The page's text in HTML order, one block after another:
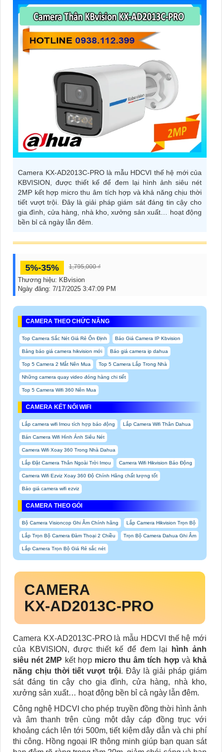
Camera KX‑AD2013C‑PRO là mẫu HDCVI thế hệ mới của
KBVISION, được thiết kế để đem lại hình ảnh siêu nét
2MP kết hợp micro thu âm tích hợp và khả năng chịu thời
tiết vượt trội. Đây là giải pháp giám sát đáng tin cậy cho
gia đình, cửa hàng, nhà kho, xưởng sản xuất… hoạt động
bền bỉ cả ngày lẫn đêm.
5%-35% 1,795,000 ₫
Thương hiệu: KBvision
Ngày đăng: 7/17/2025 3:47:09 PM
CAMERA THEO CHỨC NĂNG
Top Camera Sắc Nét Giá Rẻ Ổn Định Báo Giá Camera IP Kbvision
Bảng báo giá camera hikvision mới Báo giá camera ip dahua
Top 5 Camera 2 Mắt Nên Mua Top 5 Camera Lắp Trong Nhà
Những camera quay video đóng hàng chi tiết
Top 5 Camera Wifi 360 Nên Mua
CAMERA KẾT NỐI WIFI
Lắp camera wifi Imou tích hợp báo động Lắp Camera Wifi Thân Dahua
Bán Camera Wifi Hình Ảnh Siêu Nét
Camera Wifi Xoay 360 Trong Nhà Dahua
Lắp Đặt Camera Thân Ngoài Trời Imou Camera Wifi Hikvision Báo Động
Camera Wifi Ezviz Xoay 360 Độ Chính Hãng chất lượng tốt
Báo giá camera wifi ezviz
CAMERA THEO GÓI
Bộ Camera Visioncop Ghi Âm Chính hãng Lắp Camera Hikvision Trọn Bộ
Lắp Trọn Bộ Camera Đàm Thoại 2 Chiều Trọn Bộ Camera Dahua Ghi Âm
Lắp Camera Trọn Bộ Giá Rẻ sắc nét
CAMERA
KX‑AD2013C‑PRO
Camera KX‑AD2013C‑PRO là mẫu HDCVI thế hệ mới
của KBVISION, được thiết kế để đem lại
hình ảnh
siêu nét 2MP kết hợp micro thu âm tích hợp và khả
năng chịu thời tiết vượt trội. Đây là giải pháp giám
sát đáng tin cậy cho gia đình, cửa hàng, nhà kho,
xưởng sản xuất… hoạt động bền bỉ cả ngày lẫn đêm.
Công nghệ HDCVI cho phép truyền đồng thời hình ảnh
và âm thanh trên cùng một dây cáp đồng trục với
khoảng cách lên tới 500m, tiết kiệm dây dẫn và chi phí
thi công. Hồng ngoại IR thông minh giúp bạn quan sát